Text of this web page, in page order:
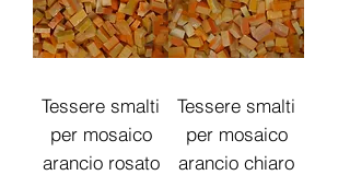
Tessere smalti
per mosaico
arancio rosato
Tessere smalti
per mosaico
arancio chiaro